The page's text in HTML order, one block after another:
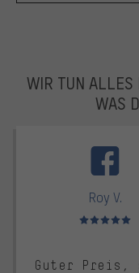
WIR TUN ALLES
WAS
Roy V.
Bewertungen:
Guter Preis,